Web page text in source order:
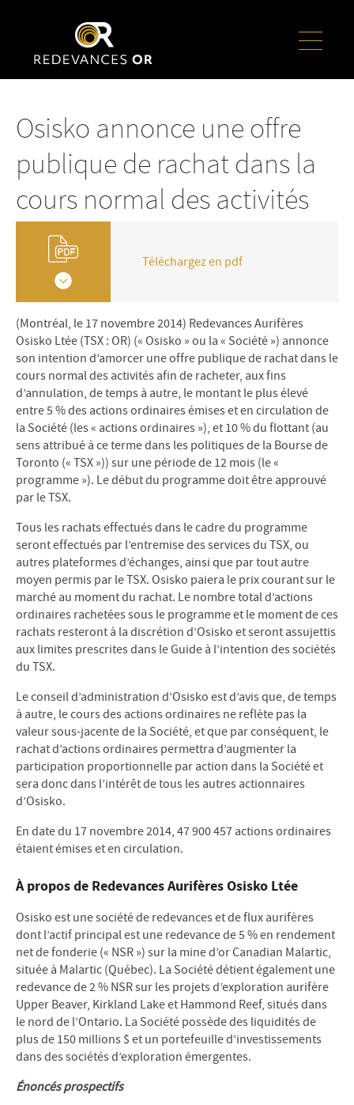
Osisko annonce une offre
publique de rachat dans la
cours normal des activités
Téléchargez en pdf
(Montréal, le 17 novembre 2014) Redevances Aurifères
Osisko Ltée (TSX : OR) (« Osisko » ou la « Société ») annonce
son intention d’amorcer une offre publique de rachat dans le
cours normal des activités afin de racheter, aux fins
d’annulation, de temps à autre, le montant le plus élevé
entre 5 % des actions ordinaires émises et en circulation de
la Société (les « actions ordinaires »), et 10 % du flottant (au
sens attribué à ce terme dans les politiques de la Bourse de
Toronto (« TSX »)) sur une période de 12 mois (le «
programme »). Le début du programme doit être approuvé
par le TSX.
Tous les rachats effectués dans le cadre du programme
seront effectués par l’entremise des services du TSX, ou
autres plateformes d’échanges, ainsi que par tout autre
moyen permis par le TSX. Osisko paiera le prix courant sur le
marché au moment du rachat. Le nombre total d’actions
ordinaires rachetées sous le programme et le moment de ces
rachats resteront à la discrétion d’Osisko et seront assujettis
aux limites prescrites dans le Guide à l’intention des sociétés
du TSX.
Le conseil d’administration d’Osisko est d’avis que, de temps
à autre, le cours des actions ordinaires ne reflète pas la
valeur sous-jacente de la Société, et que par conséquent, le
rachat d’actions ordinaires permettra d’augmenter la
participation proportionnelle par action dans la Société et
sera donc dans l’intérêt de tous les autres actionnaires
d’Osisko.
En date du 17 novembre 2014, 47 900 457 actions ordinaires
étaient émises et en circulation.
À propos de Redevances Aurifères Osisko Ltée
Osisko est une société de redevances et de flux aurifères
dont l’actif principal est une redevance de 5 % en rendement
net de fonderie (« NSR ») sur la mine d’or Canadian Malartic,
située à Malartic (Québec). La Société détient également une
redevance de 2 % NSR sur les projets d’exploration aurifère
Upper Beaver, Kirkland Lake et Hammond Reef, situés dans
le nord de l’Ontario. La Société possède des liquidités de
plus de 150 millions $ et un portefeuille d’investissements
dans des sociétés d’exploration émergentes.
Énoncés prospectifs